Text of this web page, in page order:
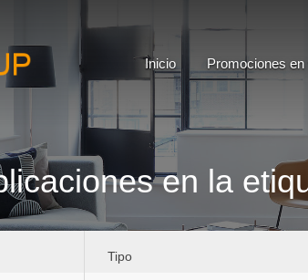
Inicio Promociones
Inicio
Promociones en
en la
Tipo